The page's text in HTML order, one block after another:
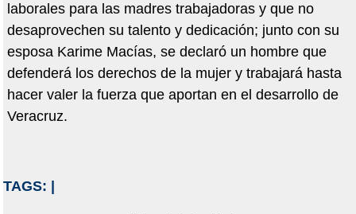
laborales para las madres trabajadoras y que no
desaprovechen su talento y dedicación; junto con su
esposa Karime Macías, se declaró un hombre que
defenderá los derechos de la mujer y trabajará hasta
hacer valer la fuerza que aportan en el desarrollo de
Veracruz.
TAGS: